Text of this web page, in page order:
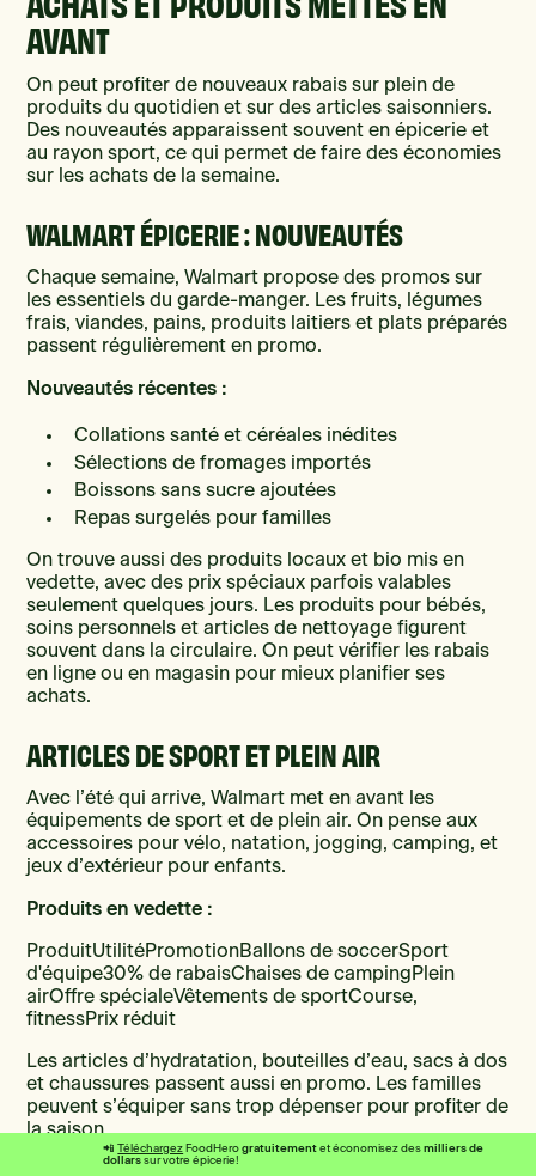
AVANT
On peut profiter de nouveaux rabais sur plein de
produits du quotidien et sur des articles saisonniers.
Des nouveautés apparaissent souvent en épicerie et
au rayon sport, ce qui permet de faire des économies
sur les achats de la semaine.
WALMART ÉPICERIE : NOUVEAUTÉS
Chaque semaine, Walmart propose des promos sur
les essentiels du garde-manger. Les fruits, légumes
frais, viandes, pains, produits laitiers et plats préparés
passent régulièrement en promo.
Nouveautés récentes :
Collations santé et céréales inédites
Sélections de fromages importés
Boissons sans sucre ajoutées
Repas surgelés pour familles
On trouve aussi des produits locaux et bio mis en
vedette, avec des prix spéciaux parfois valables
seulement quelques jours. Les produits pour bébés,
soins personnels et articles de nettoyage figurent
souvent dans la circulaire. On peut vérifier les rabais
en ligne ou en magasin pour mieux planifier ses
achats.
ARTICLES DE SPORT ET PLEIN AIR
Avec l’été qui arrive, Walmart met en avant les
équipements de sport et de plein air. On pense aux
accessoires pour vélo, natation, jogging, camping, et
jeux d’extérieur pour enfants.
Produits en vedette :
ProduitUtilitéPromotionBallons de soccerSport
d'équipe30% de rabaisChaises de campingPlein
airOffre spécialeVêtements de sportCourse,
fitnessPrix réduit
Les articles d’hydratation, bouteilles d’eau, sacs à dos
et chaussures passent aussi en promo. Les familles
peuvent s’équiper sans trop dépenser pour profiter de
la saison.
📲Téléchargez FoodHero gratuitementet économisez desmilliers de
dollars sur votre épicerie!